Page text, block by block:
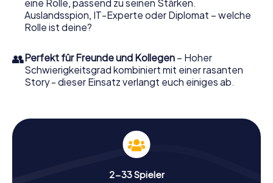
Friedberg (Hessen) in einen Outdoor Escape Room!
eine Rolle, passend zu seinen Stärken.
Auslandsspion, IT-Experte oder Diplomat – welche
Rolle ist deine?
👥Perfekt für Freunde und Kollegen – Hoher
Schwierigkeitsgrad kombiniert mit einer rasanten
Story - dieser Einsatz verlangt euch einiges ab.
2-33 Spieler